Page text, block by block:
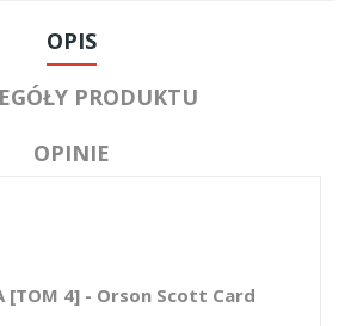
OPIS
PRODUKTU
OPINIE
[TOM 4] - Orson Scott Card